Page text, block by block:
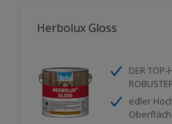
Herbolux Gloss
DER
edler